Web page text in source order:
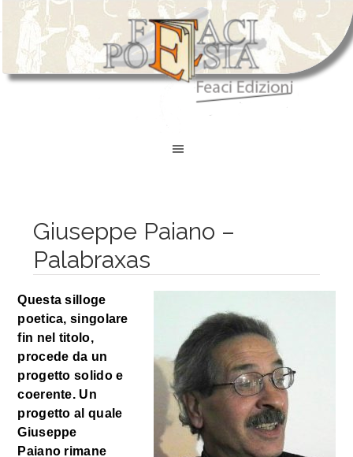
Giuseppe Paiano –
Palabraxas
Questa silloge
poetica, singolare
fin nel titolo,
procede da un
progetto solido e
coerente. Un
progetto al quale
Giuseppe
Paiano rimane